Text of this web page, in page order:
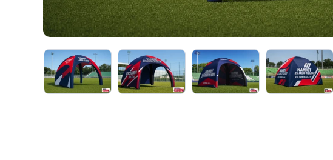
Pochwal